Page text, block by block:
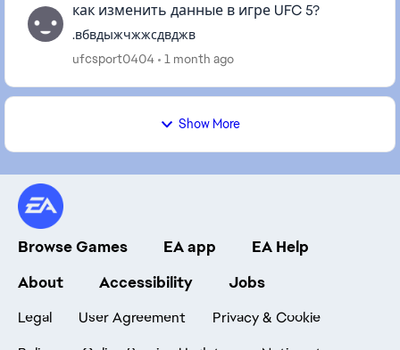
как изменить данные в игре UFC 5?
.вбвдыжчжжсдвджв
ufcsport0404
1 month ago
Show More
Browse Games EA app
EA Help
About
Accessibility Jobs
Legal User Agreement
Privacy & Cookie